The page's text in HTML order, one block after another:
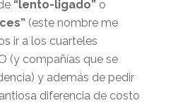
“lento-ligado”o
(este nombre me
ir a los cuarteles
(y compañías que se
y además de pedir
diferencia de costo